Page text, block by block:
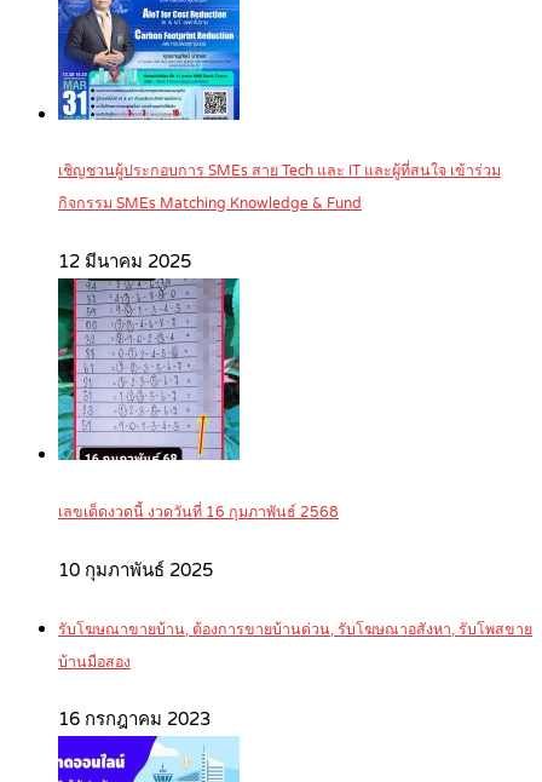
เชิญชวนผู้ประกอบการ SMEs สาย Tech และ IT และผู้ที่สนใจ เข้าร่วม
กิจกรรม SMEs Matching Knowledge & Fund
12 มีนาคม 2025
เลขเด็ดงวดนี้ งวดวันที่ 16 กุมภาพันธ์ 2568
10 กุมภาพันธ์ 2025
รับโฆษณาขายบ้าน, ต้องการขายบ้านด่วน, รับโฆษณาอสังหา, รับโพสขาย
บ้านมือสอง
16 กรกฎาคม 2023